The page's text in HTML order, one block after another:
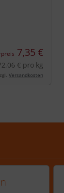
7,35 €
€ pro kg
Versandkosten
von
von